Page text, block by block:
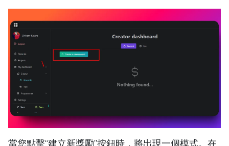
當您點擊“建立新獎勵”按鈕時，將出現一個模式。在